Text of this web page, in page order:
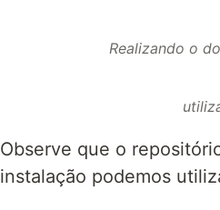
Realizando o
Observe que o
instalação podemos